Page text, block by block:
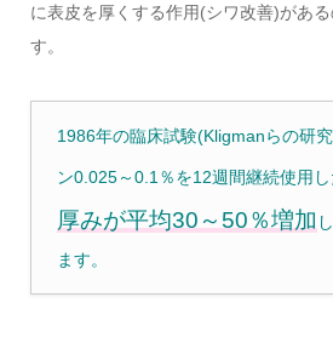
に表皮を厚くする作用(シワ改善)があ
す。
1986年の臨床試験(Kligmanらの研
ン0.025～0.1％を12週間継続使用し
厚みが平均30～50％増加
ます。